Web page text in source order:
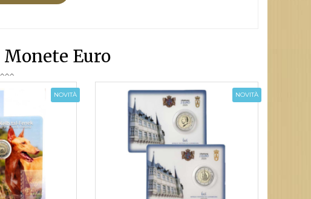
Monete Euro
NOVITÀ NOVITÀ